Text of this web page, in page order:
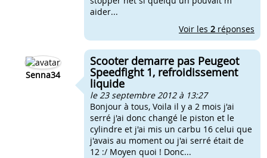
aider...
Voir les 2 réponses
Senna34
Scooter demarre pas Peugeot
Speedfight 1, refroidissement
liquide
le 23 septembre 2012 à 13:27
Bonjour à tous, Voila il y a 2 mois j'ai
serré j'ai donc changé le piston et le
cylindre et j'ai mis un carbu 16 celui que
j'avais au moment ou j'ai serré était de
12 :/ Moyen quoi ! Donc...